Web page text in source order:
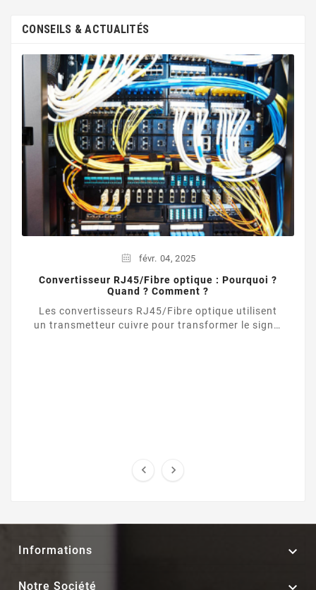
CONSEILS & ACTUALITÉS
févr. 04, 2025
Convertisseur RJ45/Fibre optique : Pourquoi ?
Quand ? Comment ?
Les convertisseurs RJ45/Fibre optique utilisent
un transmetteur cuivre pour transformer le signal
 
Informations 
Notre Société